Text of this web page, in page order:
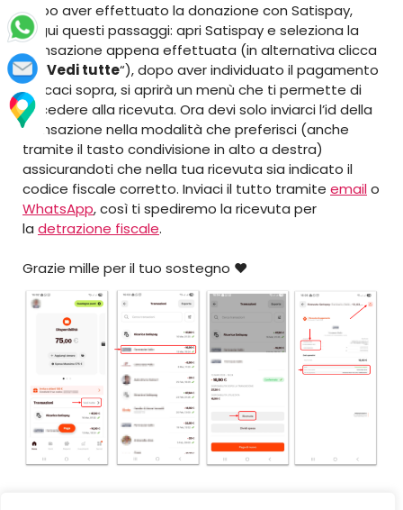
Dopo aver effettuato la donazione con Satispay,
segui questi passaggi: apri Satispay e seleziona la
transazione appena effettuata (in alternativa clicca
su “ Vedi tutte“), dopo aver individuato il pagamento
cliccaci sopra, si aprirà un menù che ti permette di
accedere alla ricevuta. Ora devi solo inviarci l’id della
transazione nella modalità che preferisci (anche
tramite il tasto condivisione in alto a destra)
assicurandoti che nella tua ricevuta sia indicato il
codice fiscale corretto. Inviaci il tutto tramite emailo
WhatsApp, così ti spediremo la ricevuta per
la detrazione fiscale.
Grazie mille per il tuo sostegno ♥️